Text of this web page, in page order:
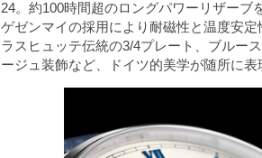
24。約100時間超のロングパワーリザーブ
ゲゼンマイの採用により耐磁性と温度安
ラスヒュッテ伝統の3/4プレート、ブルー
ージュ装飾など、ドイツ的美学が随所に